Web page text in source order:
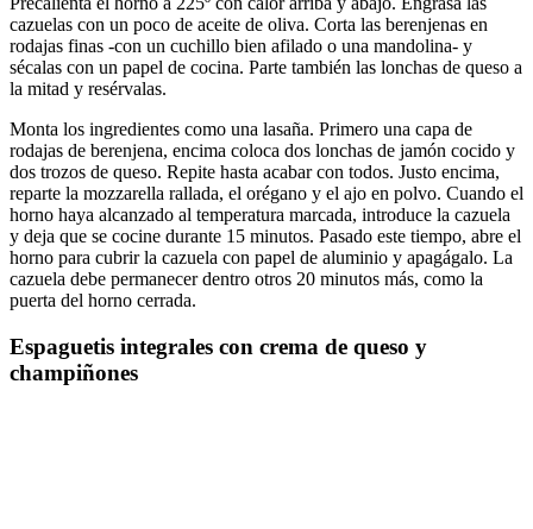
cazuelas con un poco de aceite de oliva. Corta las berenjenas en
rodajas finas -con un cuchillo bien afilado o una mandolina- y
sécalas con un papel de cocina. Parte también las lonchas de queso a
la mitad y resérvalas.
Monta los ingredientes como una lasaña. Primero una capa de
rodajas de berenjena, encima coloca dos lonchas de jamón cocido y
dos trozos de queso. Repite hasta acabar con todos. Justo encima,
reparte la mozzarella rallada, el orégano y el ajo en polvo. Cuando el
horno haya alcanzado al temperatura marcada, introduce la cazuela
y deja que se cocine durante 15 minutos. Pasado este tiempo, abre el
horno para cubrir la cazuela con papel de aluminio y apagágalo. La
cazuela debe permanecer dentro otros 20 minutos más, como la
puerta del horno cerrada.
Espaguetis integrales con crema de queso y
champiñones